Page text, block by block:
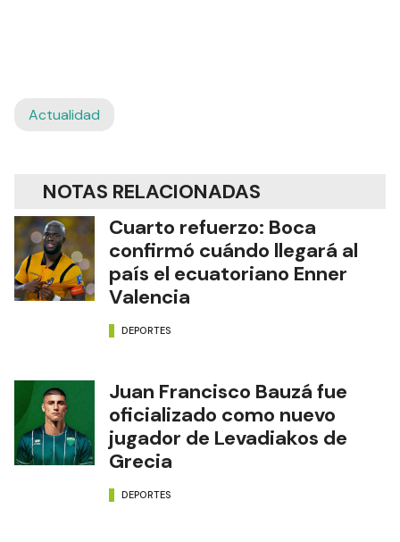
Actualidad
NOTAS RELACIONADAS
Cuarto refuerzo: Boca
confirmó cuándo llegará al
país el ecuatoriano Enner
Valencia
DEPORTES
Juan Francisco Bauzá fue
oficializado como nuevo
jugador de Levadiakos de
Grecia
DEPORTES